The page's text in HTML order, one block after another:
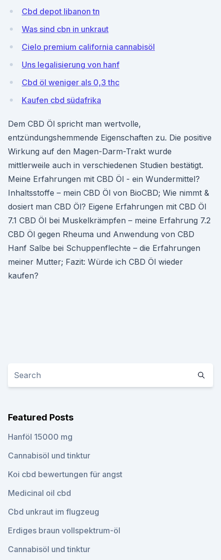
Cbd depot libanon tn
Was sind cbn in unkraut
Cielo premium california cannabisöl
Uns legalisierung von hanf
Cbd öl weniger als 0,3 thc
Kaufen cbd südafrika
Dem CBD Öl spricht man wertvolle,
entzündungshemmende Eigenschaften zu. Die positive
Wirkung auf den Magen-Darm-Trakt wurde
mittlerweile auch in verschiedenen Studien bestätigt.
Meine Erfahrungen mit CBD Öl - ein Wundermittel?
Inhaltsstoffe – mein CBD Öl von BioCBD; Wie nimmt &
dosiert man CBD Öl? Eigene Erfahrungen mit CBD Öl
7.1 CBD Öl bei Muskelkrämpfen – meine Erfahrung 7.2
CBD Öl gegen Rheuma und Anwendung von CBD
Hanf Salbe bei Schuppenflechte – die Erfahrungen
meiner Mutter; Fazit: Würde ich CBD Öl wieder
kaufen?
Featured Posts
Hanföl 15000 mg
Cannabisöl und tinktur
Koi cbd bewertungen für angst
Medicinal oil cbd
Cbd unkraut im flugzeug
Erdiges braun vollspektrum-öl
Cannabisöl und tinktur